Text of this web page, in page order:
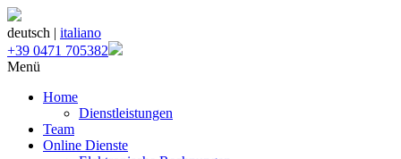
deutsch | italiano
+39 0471 705382
Menü
Home
Dienstleistungen
Team
Online Dienste